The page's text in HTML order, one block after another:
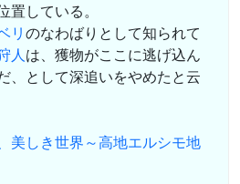
している。
リのなわばりとして知られて
人は、獲物がここに逃げ込ん
、として深追いをやめたと云
美しき世界～高地エルシモ地